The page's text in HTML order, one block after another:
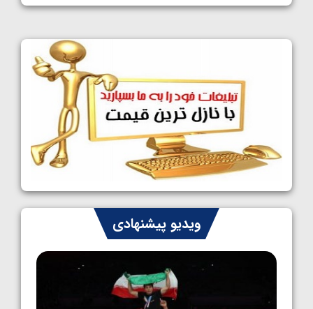
1405/05/11
کشتی آزاد نوجوانان جهان؛ رقبای نمایندگان
ایران مشخص شدند
1405/05/08
کشتی فرنگی نوجوانان جهان؛ سکوی تیمی
سوم برای ایران
1405/05/07
ایران چشم به راه چهار مدال در پنج وزن دوم
کشتی فرنگی نوجوانان جهان
1405/05/06
ویدیو پیشنهادی